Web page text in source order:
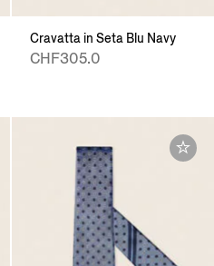
Cravatta in Seta Blu Navy
CHF305.0